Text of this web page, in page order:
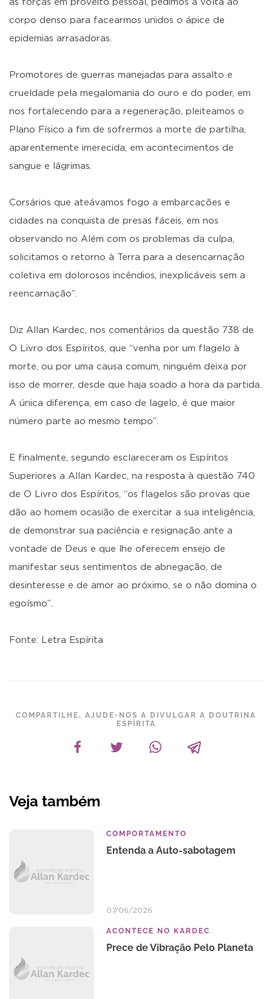
as forças em proveito pessoal, pedimos a volta ao
corpo denso para facearmos unidos o ápice de
epidemias arrasadoras.
Promotores de guerras manejadas para assalto e
crueldade pela megalomania do ouro e do poder, em
nos fortalecendo para a regeneração, pleiteamos o
Plano Físico a fim de sofrermos a morte de partilha,
aparentemente imerecida, em acontecimentos de
sangue e lágrimas.
Corsários que ateávamos fogo a embarcações e
cidades na conquista de presas fáceis, em nos
observando no Além com os problemas da culpa,
solicitamos o retorno à Terra para a desencarnação
coletiva em dolorosos incêndios, inexplicáveis sem a
reencarnação”.
Diz Allan Kardec, nos comentários da questão 738 de
O Livro dos Espíritos, que “venha por um flagelo à
morte, ou por uma causa comum, ninguém deixa por
isso de morrer, desde que haja soado a hora da partida.
A única diferença, em caso de lagelo, é que maior
número parte ao mesmo tempo”.
E finalmente, segundo esclareceram os Espíritos
Superiores a Allan Kardec, na resposta à questão 740
de O Livro dos Espíritos, “os flagelos são provas que
dão ao homem ocasião de exercitar a sua inteligência,
de demonstrar sua paciência e resignação ante a
vontade de Deus e que lhe oferecem ensejo de
manifestar seus sentimentos de abnegação, de
desinteresse e de amor ao próximo, se o não domina o
egoísmo”.
Fonte: Letra Espírita
COMPARTILHE, AJUDE-NOS A DIVULGAR A DOUTRINA
ESPÍRITA
Veja também
COMPORTAMENTO
Entenda a Auto-sabotagem
07/06/2026
ACONTECE NO KARDEC
Prece de Vibração Pelo Planeta